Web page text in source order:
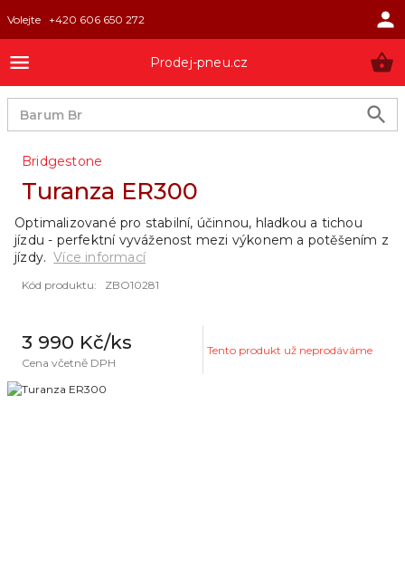
Volejte +420 606 650 272
Prodej-pneu.cz
Bridgestone
Turanza ER300
Kód produktu: ZBO10281
3 990 Kč/ks
Cena včetně DPH
Tento produkt už neprodáváme
Optimalizované pro stabilní, účinnou, hladkou a tichou
jízdu - perfektní vyváženost mezi výkonem a potěšením z
jízdy. Více informací